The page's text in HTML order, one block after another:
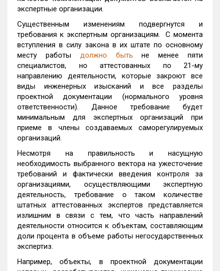
экспертные организации.
Существенным изменениям подвергнутся и
требования к экспертным организациям. С момента
вступления в силу закона в их штате по основному
месту работы должно быть не менее пяти
специалистов, но аттестованных по 21-му
направлению деятельности, которые закроют все
виды инженерных изысканий и все разделы
проектной документации (нормального уровня
ответственности). Данное требование будет
минимальным для экспертных организаций при
приеме в члены создаваемых саморегулируемых
организаций.
Несмотря на правильность и насущную
необходимость выбранного вектора на ужесточение
требований и фактически введения контроля за
организациями, осуществляющими экспертную
деятельность, требование о таком количестве
штатных аттестованных экспертов представляется
излишним в связи с тем, что часть направлений
деятельности относится к объектам, составляющим
доли процента в объеме работы негосударственных
экспертиз.
Например, объекты, в проектной документации